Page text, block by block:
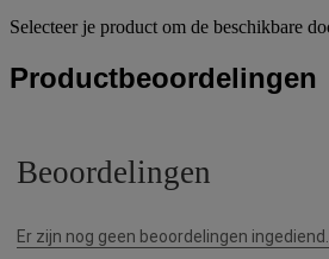
Selecteer je product om de beschikbare
Productbeoordelingen